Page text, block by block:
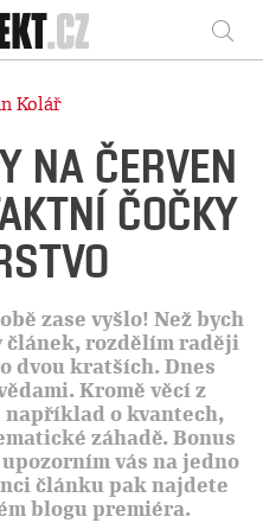
Kolář
NA ČERVEN
ČOČKY
zase vyšlo! Než bych
článek, rozdělím raději
dvou kratších. Dnes
Kromě věcí z
o kvantech,
záhadě. Bonus
vás na jedno
článku pak najdete
blogu premiéra.